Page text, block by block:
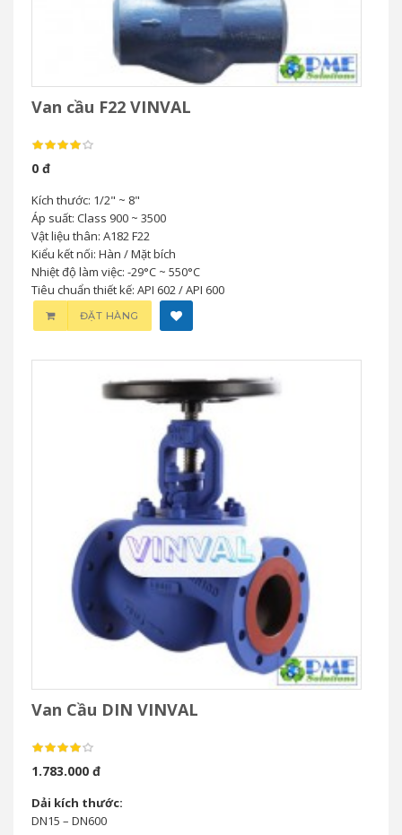
Van cầu F22 VINVAL
0 đ
Kích thước: 1/2" ~ 8"
Áp suất: Class 900 ~ 3500
Vật liệu thân: A182 F22
Kiểu kết nối: Hàn / Mặt bích
Nhiệt độ làm việc: -29°C ~ 550°C
Tiêu chuẩn thiết kế: API 602 / API 600
ĐẶT HÀNG
Van Cầu DIN VINVAL
1.783.000 đ
Dải kích thước:
DN15 – DN600